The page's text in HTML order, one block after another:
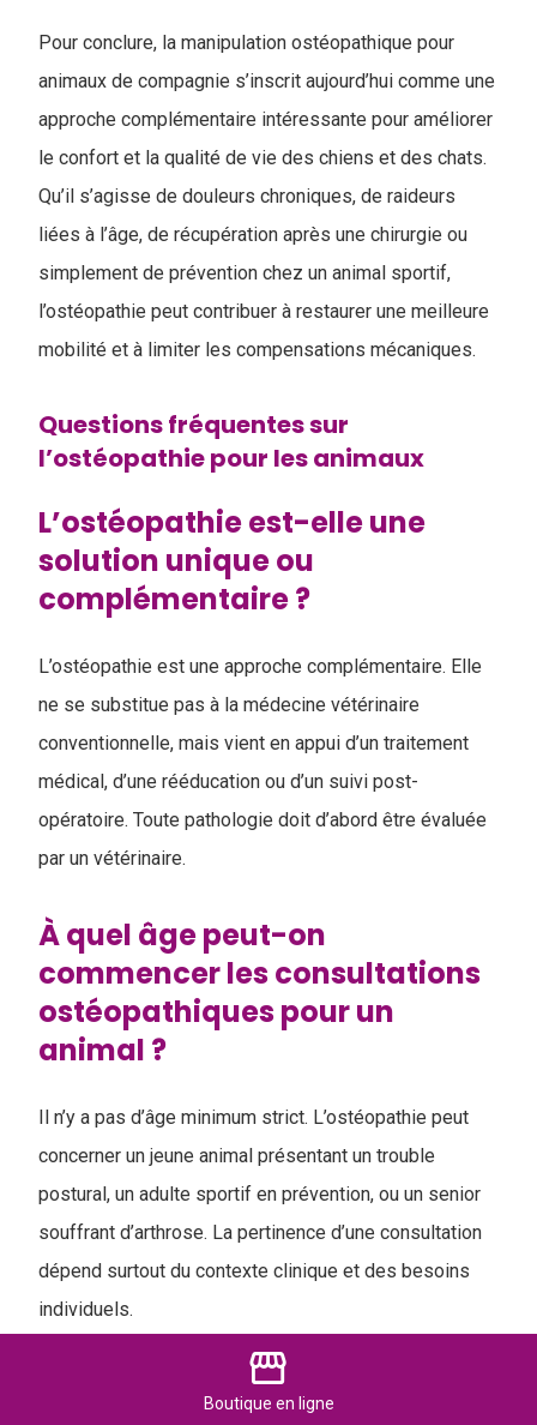
Pour conclure, la manipulation ostéopathique pour
animaux de compagnie s’inscrit aujourd’hui comme une
approche complémentaire intéressante pour améliorer
le confort et la qualité de vie des chiens et des chats.
Qu’il s’agisse de douleurs chroniques, de raideurs
liées à l’âge, de récupération après une chirurgie ou
simplement de prévention chez un animal sportif,
l’ostéopathie peut contribuer à restaurer une meilleure
mobilité et à limiter les compensations mécaniques.
Questions fréquentes sur
l’ostéopathie pour les animaux
L’ostéopathie est-elle une
solution unique ou
complémentaire ?
L’ostéopathie est une approche complémentaire. Elle
ne se substitue pas à la médecine vétérinaire
conventionnelle, mais vient en appui d’un traitement
médical, d’une rééducation ou d’un suivi post-
opératoire. Toute pathologie doit d’abord être évaluée
par un vétérinaire.
À quel âge peut-on
commencer les consultations
ostéopathiques pour un
animal ?
Il n’y a pas d’âge minimum strict. L’ostéopathie peut
concerner un jeune animal présentant un trouble
postural, un adulte sportif en prévention, ou un senior
souffrant d’arthrose. La pertinence d’une consultation
dépend surtout du contexte clinique et des besoins
individuels.
L’ostéopathie peut-elle guérir
storefront
Boutique en ligne